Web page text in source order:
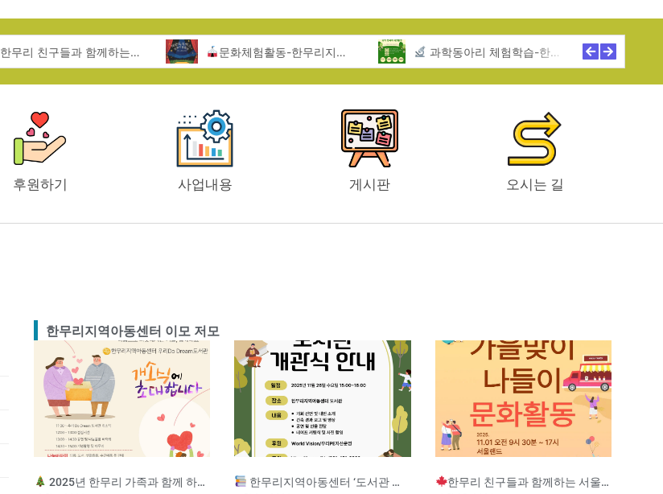
한무리 친구들과 함께하는 서울랜드 문화활동 문화체험활동-한무리지역아동센터 과학동아리 체험학습-한무리지역아동센터
후원하기 사업내용 게시판 오시는 길
한무리지역아동센터 이모 저모
2025년 한무리 가족과 함께 하는 송년잔치
한무리지역아동센터 ‘도서관 개관식’ 안내
한무리 친구들과 함께하는 서울랜드 문화활동
PagePagePage